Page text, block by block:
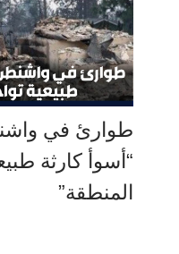
طوارئ في
“أسوأ كارثة
المنطقة”